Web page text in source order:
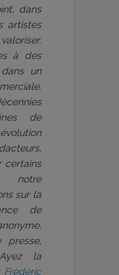
dans
artistes
à des
un
de
certains
notre
sur la
de
presse,
la
Frédéric